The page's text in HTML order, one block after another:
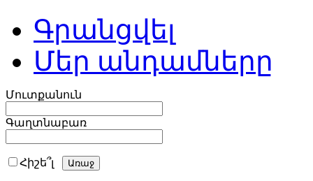
Գրանցվել
Մեր անդամները
Մուտքանուն
Գաղտնաբառ
Հիշե՞լ